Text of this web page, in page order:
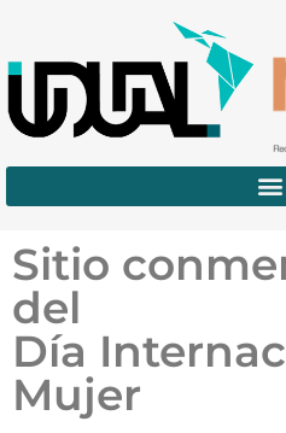
Sitio
del
Día
Mujer